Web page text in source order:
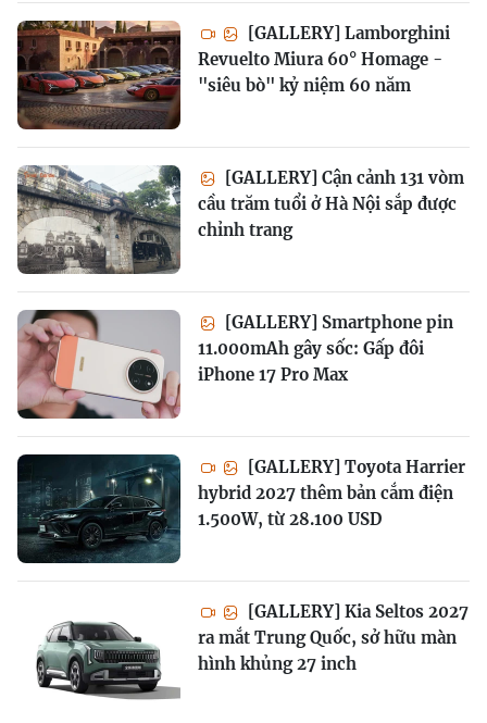
[GALLERY] Lamborghini
Revuelto Miura 60° Homage -
"siêu bò" kỷ niệm 60 năm
[GALLERY] Cận cảnh 131 vòm
cầu trăm tuổi ở Hà Nội sắp được
chỉnh trang
[GALLERY] Smartphone pin
11.000mAh gây sốc: Gấp đôi
iPhone 17 Pro Max
[GALLERY] Toyota Harrier
hybrid 2027 thêm bản cắm điện
1.500W, từ 28.100 USD
[GALLERY] Kia Seltos 2027
ra mắt Trung Quốc, sở hữu màn
hình khủng 27 inch